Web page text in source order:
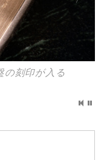
の刻印が入る